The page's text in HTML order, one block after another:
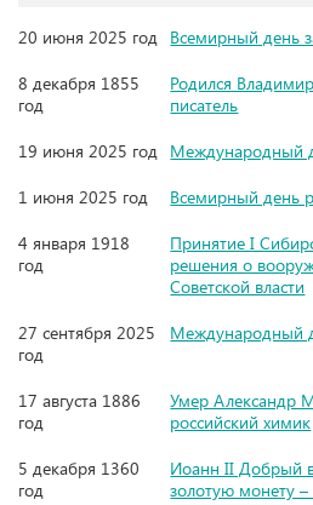
20 июня 2025 год Всемирный день
8 декабря 1855
год
Родился
писатель
19 июня 2025 год Международный
1 июня 2025 год
Всемирный день
4 января 1918
год
Принятие I
решения о
Советской власти
27 сентября 2025
год
Международный
17 августа 1886
год
Умер Александр
российский химик
5 декабря 1360
год
Иоанн II Добрый
золотую монету